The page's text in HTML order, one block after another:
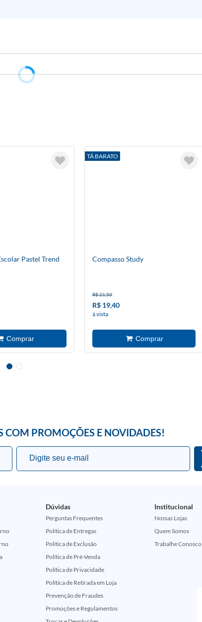
Pastel Trend
TÁ BARATO
Compasso Study
R$ 21,50
R$ 19,40
à vista
COM PROMOÇÕES E NOVIDADES!
Dúvidas
Perguntas Frequentes
Política de Entregas
Política de Exclusão
Política de Pré-Venda
Política de Privacidade
Política de Retirada em Loja
Prevenção de Fraudes
Promoções e Regulamentos
Institucional
Nossas Lojas
Quem Somos
Trabalhe Conosco